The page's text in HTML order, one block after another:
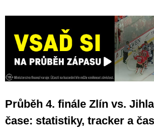
Průběh 4. finále Zlín vs.
čase: statistiky, tracker a